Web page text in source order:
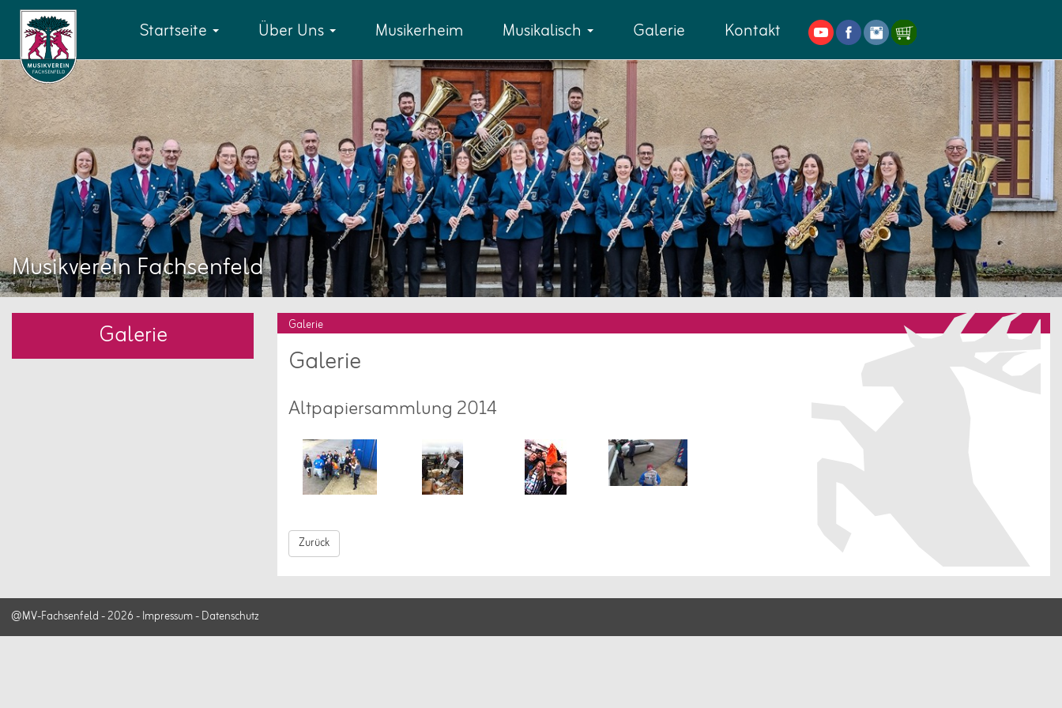
Startseite Über Uns Musikerheim Musikalisch Galerie Kontakt
Musikverein Fachsenfeld
Galerie Galerie
Galerie
Altpapiersammlung 2014
Zurück
@MV-Fachsenfeld - 2026 -Impressum-Datenschutz